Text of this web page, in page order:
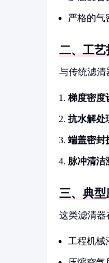
严格的气
二、工
与传统滤清
梯度密度
抗水解处
端盖密封
脉冲清洁
三、典
这类滤清器
工程机械